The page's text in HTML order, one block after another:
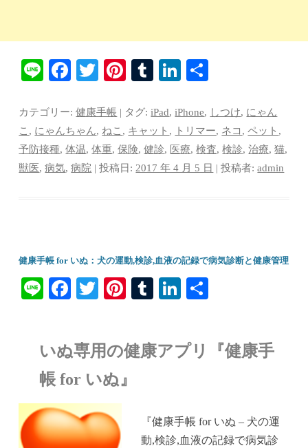
Li
Fa
bo
ok
T
tte
r
Pi
er
es
t
T
m
bl
r
Li
ed
In
カテゴリー:健康手帳 | タグ:iPad,iPhone, しつけ, にゃん
こ , にゃんちゃん, ねこ , キャット , トリマー, ネコ ,ペット ,
予防接種,体温,体重,保険,健診, 医療,検査,検診,治療,猫,
獣医,病気,病院 | 投稿日: 2017 年 4 月 5 日 |投稿者:admin
健康手帳 for いぬ：犬の運動,検診,血液の記録で病気診断と健康管理
Li
Fa
ok
T
r
Pi
es
t
T
bl
Li
In
いぬ専用の健康アプリ『健康手
帳 for いぬ』
『健康手帳 for いぬ – 犬の運
動,検診,血液の記録で病気診